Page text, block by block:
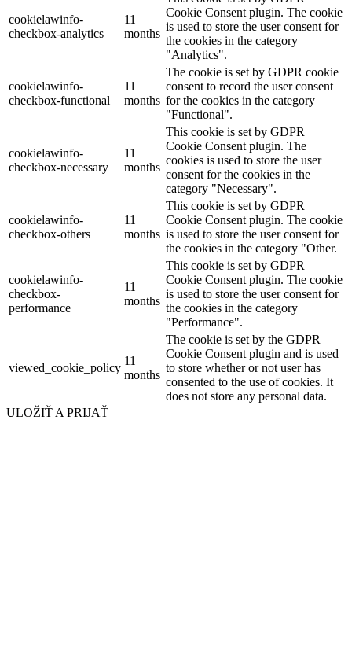
cookielawinfo-
checkbox-analytics
11
months
Cookie Consent plugin. The cookie
is used to store the user consent for
the cookies in the category
"Analytics".
cookielawinfo-
checkbox-functional
11
months
The cookie is set by GDPR cookie
consent to record the user consent
for the cookies in the category
"Functional".
cookielawinfo-
checkbox-necessary
11
months
This cookie is set by GDPR
Cookie Consent plugin. The
cookies is used to store the user
consent for the cookies in the
category "Necessary".
cookielawinfo-
checkbox-others
11
months
This cookie is set by GDPR
Cookie Consent plugin. The cookie
is used to store the user consent for
the cookies in the category "Other.
cookielawinfo-
checkbox-
performance
11
months
This cookie is set by GDPR
Cookie Consent plugin. The cookie
is used to store the user consent for
the cookies in the category
"Performance".
viewed_cookie_policy
11
months
The cookie is set by the GDPR
Cookie Consent plugin and is used
to store whether or not user has
consented to the use of cookies. It
does not store any personal data.
ULOŽIŤ A PRIJAŤ